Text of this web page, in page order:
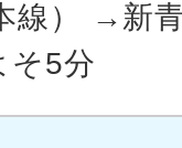
線） →新
そ5分